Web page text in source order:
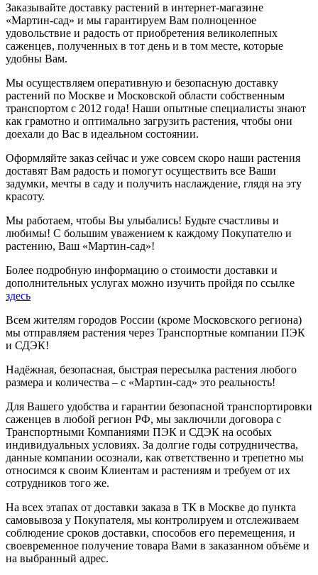
Заказывайте доставку растений в интернет-магазине
«Мартин-сад» и мы гарантируем Вам полноценное
удовольствие и радость от приобретения великолепных
саженцев, полученных в тот день и в том месте, которые
удобны Вам.
Мы осуществляем оперативную и безопасную доставку
растений по Москве и Московской области собственным
транспортом с 2012 года! Наши опытные специалисты знают
как грамотно и оптимально загрузить растения, чтобы они
доехали до Вас в идеальном состоянии.
Оформляйте заказ сейчас и уже совсем скоро наши растения
доставят Вам радость и помогут осуществить все Ваши
задумки, мечты в саду и получить наслаждение, глядя на эту
красоту.
Мы работаем, чтобы Вы улыбались! Будьте счастливы и
любимы! С большим уважением к каждому Покупателю и
растению, Ваш «Мартин-сад»!
Более подробную информацию о стоимости доставки и
дополнительных услугах можно изучить пройдя по ссылке
здесь
Всем жителям городов России (кроме Московского региона)
мы отправляем растения через Транспортные компании ПЭК
и СДЭК!
Надёжная, безопасная, быстрая пересылка растения любого
размера и количества – с «Мартин-сад» это реальность!
Для Вашего удобства и гарантии безопасной транспортировки
саженцев в любой регион РФ, мы заключили договора с
Транспортными Компаниями ПЭК и СДЭК на особых
индивидуальных условиях. За долгие годы сотрудничества,
данные компании осознали, как ответственно и трепетно мы
относимся к своим Клиентам и растениям и требуем от их
сотрудников того же.
На всех этапах от доставки заказа в ТК в Москве до пункта
самовывоза у Покупателя, мы контролируем и отслеживаем
соблюдение сроков доставки, способов его перемещения, и
своевременное получение товара Вами в заказанном объёме и
на выбранный адрес.